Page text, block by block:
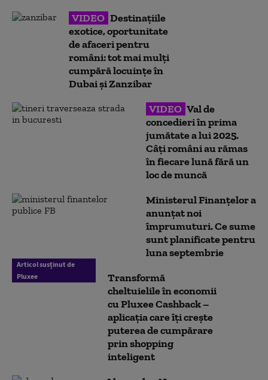
VIDEO Destinațiile
exotice, oportunitate
de afaceri pentru
români: tot mai mulți
cumpără locuințe în
Dubai și Zanzibar
VIDEO Val de
concedieri în prima
jumătate a lui 2025.
Câți români au rămas
în fiecare lună fără un
loc de muncă
Ministerul Finanțelor a
anunțat noi
împrumuturi. Ce sume
sunt planificate pentru
luna septembrie
Articol susținut de
Pluxee
Transformă
cheltuielile în economii
cu Pluxee Cashback –
aplicația care îți crește
puterea de cumpărare
prin shopping
inteligent